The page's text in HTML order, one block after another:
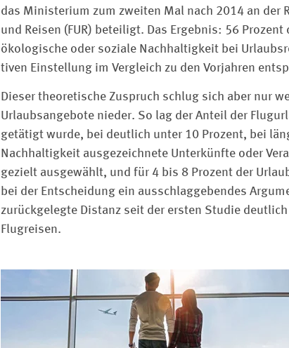
das Ministerium zum zweiten Mal nach 2014 an der
und Reisen (FUR) beteiligt. Das Ergebnis: 56
ökologische oder soziale Nachhaltigkeit bei
tiven Einstellung im Vergleich zu den Vorjahren
Dieser theoretische Zuspruch schlug sich aber nur
Urlaubsangebote nieder. So lag der Anteil der
getätigt wurde, bei deutlich unter 10 Prozent, bei
Nachhaltigkeit ausgezeichnete Unterkünfte oder
gezielt ausgewählt, und für 4 bis 8 Prozent der
bei der Entscheidung ein ausschlaggebendes
zurückgelegte Distanz seit der ersten Studie
Flugreisen.